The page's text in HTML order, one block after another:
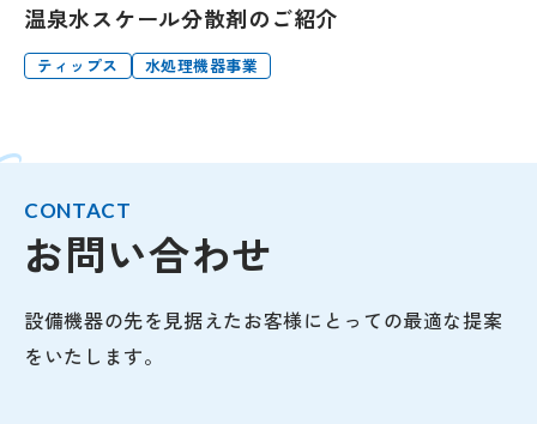
温泉水スケール分散剤のご紹介
ティップス 水処理機器事業
CONTACT
お問い合わせ
設備機器の先を見据えたお客様にとっての最適な提案
をいたします。